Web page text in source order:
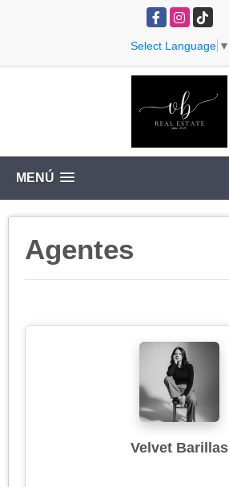
FacebookInstagram
TikTok
Select Language ▼
MENÚ
Agentes
Velvet Barillas